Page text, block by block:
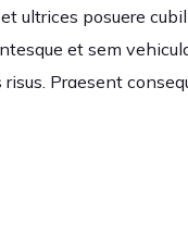
ultrices posuere
et sem
Praesent